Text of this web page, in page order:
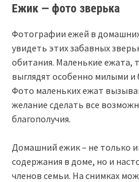
Ежик — фото зверька
Фотографии ежей в
увидеть этих забавных
обитания. Маленькие ежата,
выглядят особенно милыми
Фото маленьких ежат
желание сделать все
благополучия.
Домашний ежик – не только
содержания в доме, но и
членов семьи. На снимках